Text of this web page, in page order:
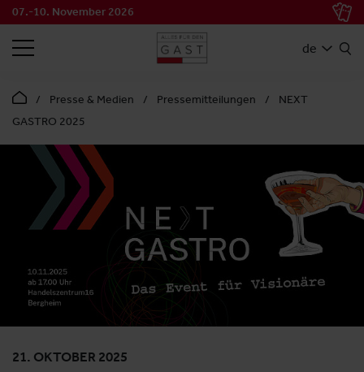
07.-10. November 2026
de
SUCHEN
Presse & Medien Pressemitteilungen
NEXT
GASTRO 2025
21. OKTOBER 2025